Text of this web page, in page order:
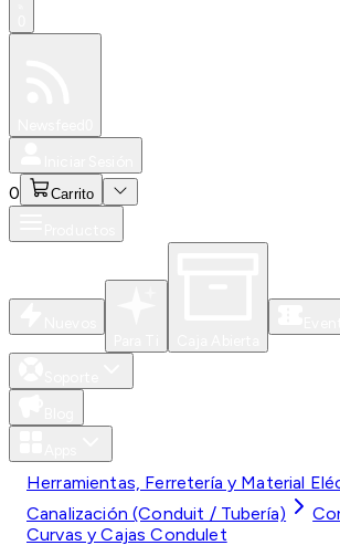
0 Carrito
Herramientas, Ferretería y Material
Canalización (Conduit / Tubería)
Curvas y Cajas Condulet